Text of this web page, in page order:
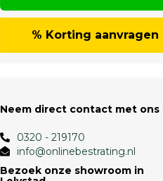
% Korting aanvragen
Neem direct contact met ons
0320 - 219170
info@onlinebestrating.nl
Bezoek onze showroom in